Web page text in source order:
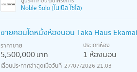
Noble Solo (โนเบิล โซโล)
ขายคอนโดหนึ่งห้องนอน Taka Haus
ราคาขาย
5,500,000บาท
ประเภทห้อง
1 ห้องนอน
27/07/2026 21:03